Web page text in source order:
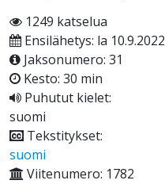
1249 katselua
Ensilähetys: la 10.9.2022
Jaksonumero: 31
Kesto: 30 min
Puhutut kielet:
suomi
Tekstitykset:
suomi
Viitenumero: 1782